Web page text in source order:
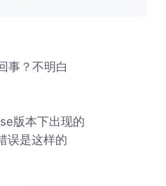
事？不明白
版本下出现的
误是这样的